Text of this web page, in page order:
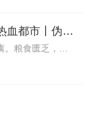
第九特区丨头陀渊演播丨搞笑热血都市丨伪戒丨VIP免费多人有声剧
【内容简介】灾变过后，大地满目疮痍。粮食匮乏，资源紧俏，局势混乱……一位从待规划区杀出来的青年，背对着漫天黄沙，孤身来到九区谋生，却不曾想偶然结识三五好友，一念...